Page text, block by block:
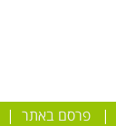
|פרסם באתר |